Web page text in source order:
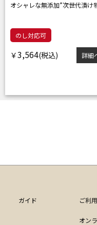
オシャレな無添加”次世代漬け
のし対応可
￥3,564 詳細
ガイド ご利
オン